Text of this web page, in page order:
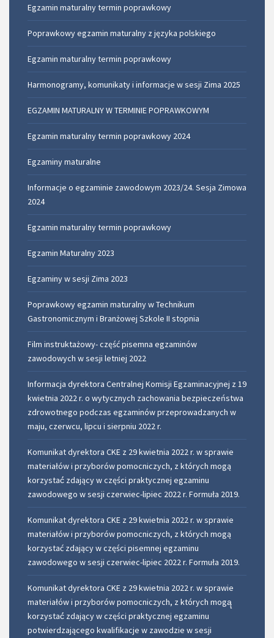
Egzamin maturalny termin poprawkowy
Poprawkowy egzamin maturalny z języka polskiego
Egzamin maturalny termin poprawkowy
Harmonogramy, komunikaty i informacje w sesji Zima 2025
EGZAMIN MATURALNY W TERMINIE POPRAWKOWYM
Egzamin maturalny termin poprawkowy 2024
Egzaminy maturalne
Informacje o egzaminie zawodowym 2023/24. Sesja Zimowa
2024
Egzamin maturalny termin poprawkowy
Egzamin Maturalny 2023
Egzaminy w sesji Zima 2023
Poprawkowy egzamin maturalny w Technikum
Gastronomicznym i Branżowej Szkole II stopnia
Film instruktażowy- część pisemna egzaminów
zawodowych w sesji letniej 2022
Informacja dyrektora Centralnej Komisji Egzaminacyjnej z 19
kwietnia 2022 r. o wytycznych zachowania bezpieczeństwa
zdrowotnego podczas egzaminów przeprowadzanych w
maju, czerwcu, lipcu i sierpniu 2022 r.
Komunikat dyrektora CKE z 29 kwietnia 2022 r. w sprawie
materiałów i przyborów pomocniczych, z których mogą
korzystać́ zdający w części praktycznej egzaminu
zawodowego w sesji czerwiec-lipiec 2022 r. Formuła 2019.
Komunikat dyrektora CKE z 29 kwietnia 2022 r. w sprawie
materiałów i przyborów pomocniczych, z których mogą
korzystać zdający w części pisemnej egzaminu
zawodowego w sesji czerwiec-lipiec 2022 r. Formuła 2019.
Komunikat dyrektora CKE z 29 kwietnia 2022 r. w sprawie
materiałów i przyborów pomocniczych, z których mogą̨
korzystać́ zdający w części praktycznej egzaminu
potwierdzającego kwalifikacje w zawodzie w sesji